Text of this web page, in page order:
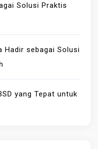
Solusi Praktis
Hadir sebagai Solusi
yang Tepat untuk